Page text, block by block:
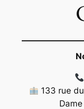
133 rue